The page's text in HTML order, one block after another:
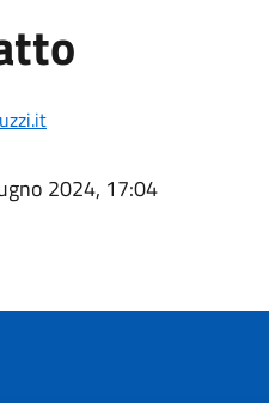
2024, 17:04